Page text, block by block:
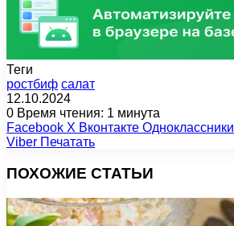
Теги
ростбиф салат
12.10.2024
0 Время чтения: 1 минута
Facebook X Вконтакте Одноклассники
Viber Печатать
ПОХОЖИЕ СТАТЬИ